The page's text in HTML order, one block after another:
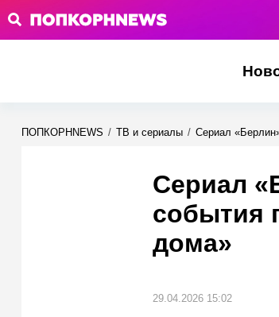
ПОПКОРНNEWS / ТВ и сериалы / Сериал
Сериал
события
дома»
29.04.2026 15:02